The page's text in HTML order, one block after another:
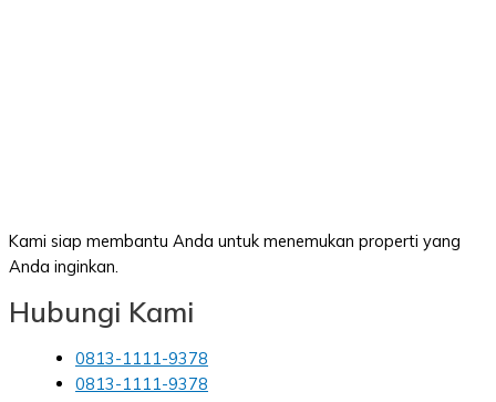
Kami siap membantu Anda untuk menemukan properti yang
Anda inginkan.
Hubungi Kami
0813-1111-9378
0813-1111-9378